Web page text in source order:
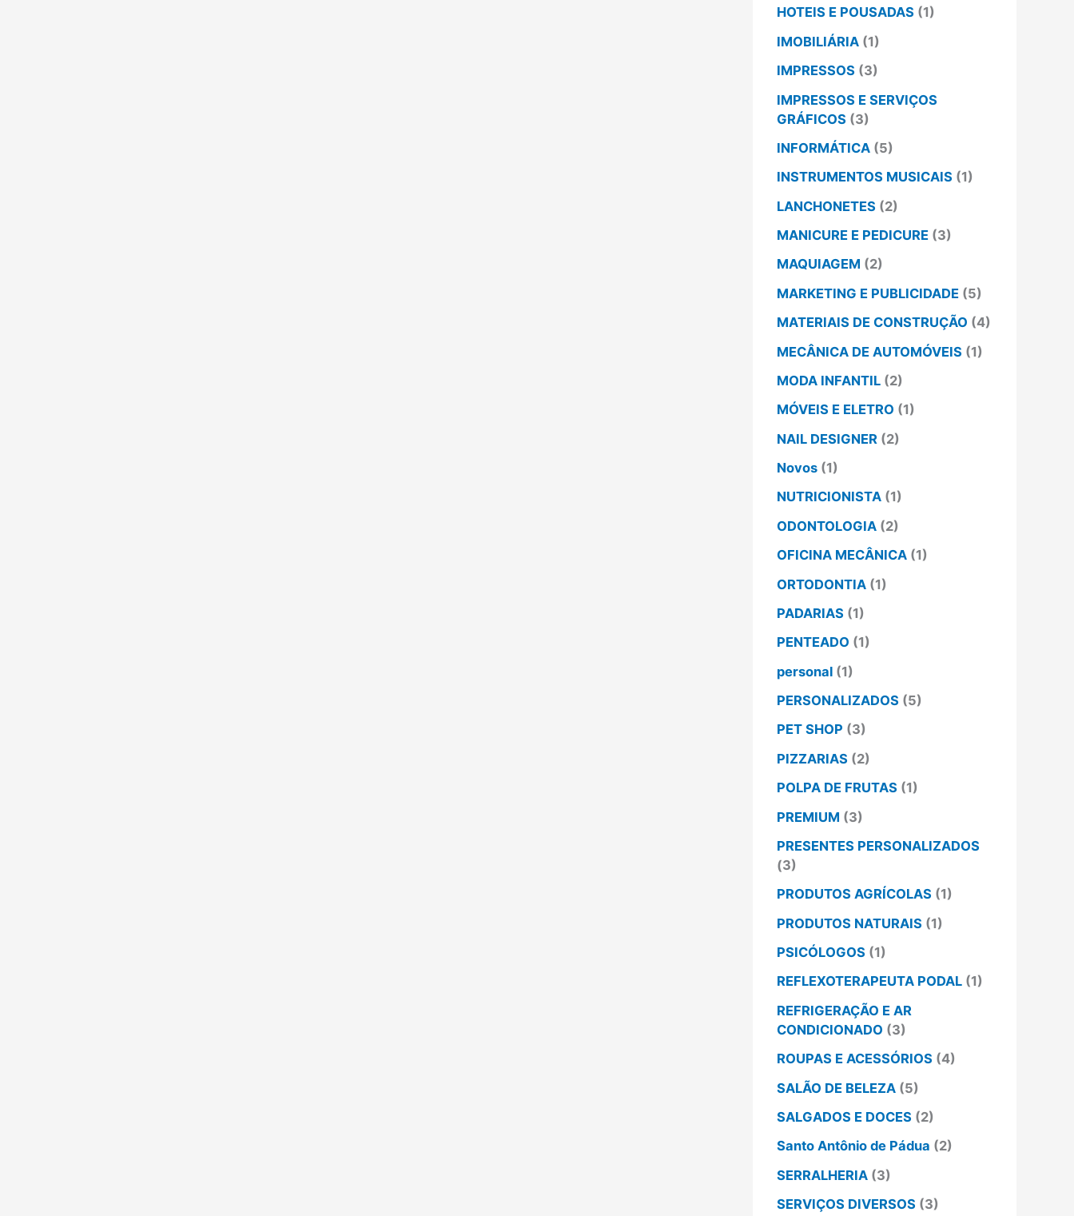
HOTEIS E POUSADAS (1)
IMOBILIÁRIA (1)
IMPRESSOS (3)
IMPRESSOS E SERVIÇOS
GRÁFICOS (3)
INFORMÁTICA (5)
INSTRUMENTOS MUSICAIS (1)
LANCHONETES (2)
MANICURE E PEDICURE (3)
MAQUIAGEM (2)
MARKETING E PUBLICIDADE (5)
MATERIAIS DE CONSTRUÇÃO (4)
MECÂNICA DE AUTOMÓVEIS (1)
MODA INFANTIL (2)
MÓVEIS E ELETRO (1)
NAIL DESIGNER (2)
Novos (1)
NUTRICIONISTA (1)
ODONTOLOGIA (2)
OFICINA MECÂNICA (1)
ORTODONTIA (1)
PADARIAS (1)
PENTEADO (1)
personal (1)
PERSONALIZADOS (5)
PET SHOP (3)
PIZZARIAS (2)
POLPA DE FRUTAS (1)
PREMIUM (3)
PRESENTES PERSONALIZADOS
(3)
PRODUTOS AGRÍCOLAS (1)
PRODUTOS NATURAIS (1)
PSICÓLOGOS (1)
REFLEXOTERAPEUTA PODAL (1)
REFRIGERAÇÃO E AR
CONDICIONADO (3)
ROUPAS E ACESSÓRIOS (4)
SALÃO DE BELEZA (5)
SALGADOS E DOCES (2)
Santo Antônio de Pádua (2)
SERRALHERIA (3)
SERVIÇOS DIVERSOS (3)